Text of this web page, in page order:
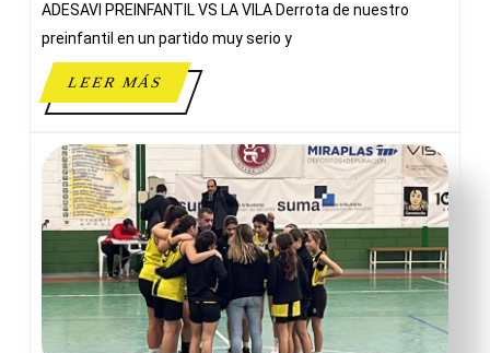
LA
VILA
ADESAVI PREINFANTIL VS LA VILA Derrota de nuestro
preinfantil en un partido muy serio y
LEER MÁSLEER
MÁS